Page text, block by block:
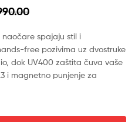
naočare spajaju stil i
free pozivima uz dvostruke
dok UV400 zaštita čuva vaše
i magnetno punjenje za